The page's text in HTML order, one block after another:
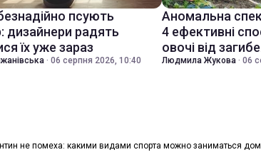
псують
дизайнери радять
їх уже зараз
· 06 серпня 2026, 10:40
Аномальна
4 ефективні
овочі від
Людмила Жукова · 06
не помеха: какими видами спорта можно заниматься